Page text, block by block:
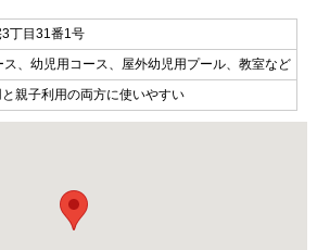
丁目31番1号
、幼児用コース、屋外幼児用プール、教室など
親子利用の両方に使いやすい